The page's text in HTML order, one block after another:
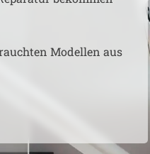
Modellen aus